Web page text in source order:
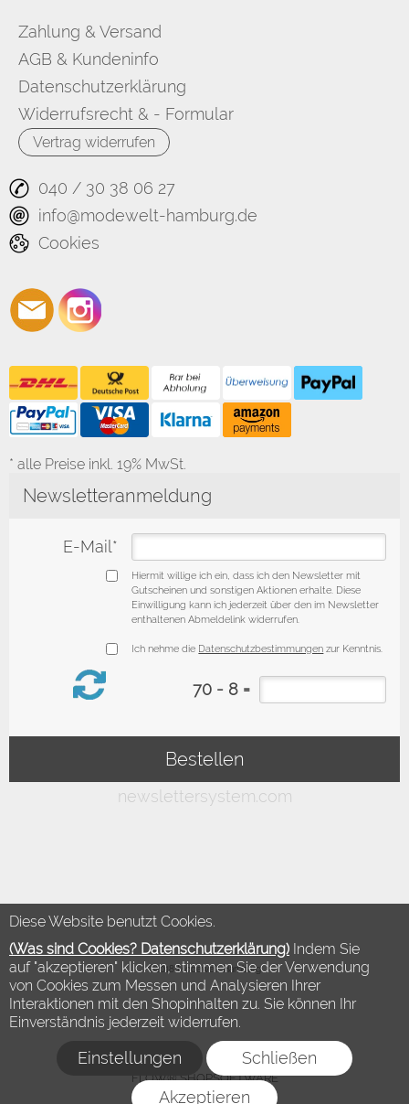
Diese Website benutzt Cookies.
(Was sind Cookies? Datenschutzerklärung) Indem Sie
auf "akzeptieren" klicken, stimmen Sie der Verwendung
von Cookies zum Messen und Analysieren Ihrer
Interaktionen mit den Shopinhalten zu. Sie können Ihr
Einverständnis jederzeit widerrufen.
Einstellungen Schließen
Akzeptieren
Zahlung & Versand
AGB & Kundeninfo
Datenschutzerklärung
Widerrufsrecht & - Formular
Vertrag widerrufen
040 / 30 38 06 27
info@modewelt-hamburg.de
Cookies
* alle Preise inkl. 19% MwSt.
©2018 Modewelt Hamburg
FLOW® SHOPSOFTWARE